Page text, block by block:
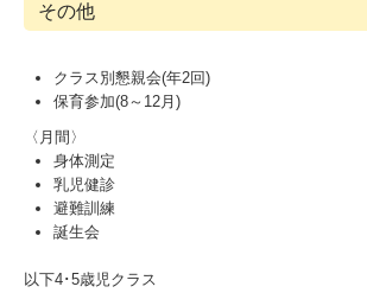
その他
クラス別懇親会(年2回)
保育参加(8～12月)
〈月間〉
身体測定
乳児健診
避難訓練
誕生会
以下4･5歳児クラス